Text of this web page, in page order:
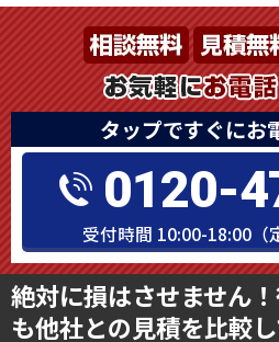
タップですぐにお
0120-
受付時間 10:00-18:00（
絶対に損はさせません
も他社との見積を比較